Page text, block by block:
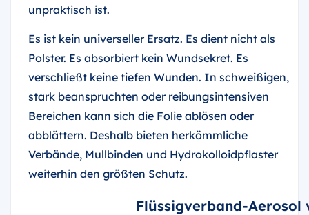
unpraktisch ist.
Es ist kein universeller Ersatz. Es dient nicht als
Polster. Es absorbiert kein Wundsekret. Es
verschließt keine tiefen Wunden. In schweißigen,
stark beanspruchten oder reibungsintensiven
Bereichen kann sich die Folie ablösen oder
abblättern. Deshalb bieten herkömmliche
Verbände, Mullbinden und Hydrokolloidpflaster
weiterhin den größten Schutz.
Flüssigverband-